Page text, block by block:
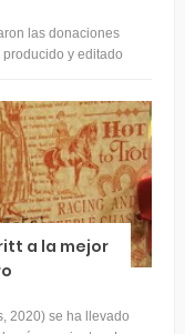
las donaciones
y editado
a la mejor
2020) se ha llevado